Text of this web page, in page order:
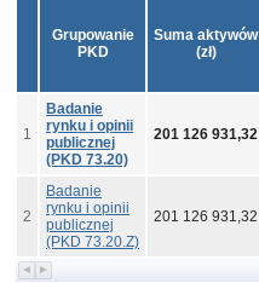
Grupowanie
PKD
Suma aktywów
(zł)
1
Badanie
rynku i opinii
publicznej
(PKD 73.20)
201 126 931,32
2
Badanie
rynku i opinii
publicznej
(PKD 73.20.Z)
201 126 931,32